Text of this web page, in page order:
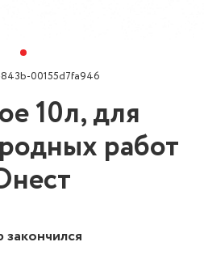
00155d7fa946
10л, для
работ
закончился